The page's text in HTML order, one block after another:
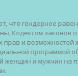
что гендерное
Кодексом законов
прав и возможностей
программой
женщин и мужчин на